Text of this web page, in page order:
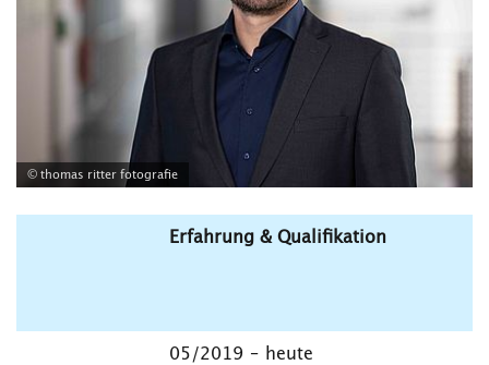
© thomas ritter fotografie
Erfahrung & Qualifikation
05/2019 – heute